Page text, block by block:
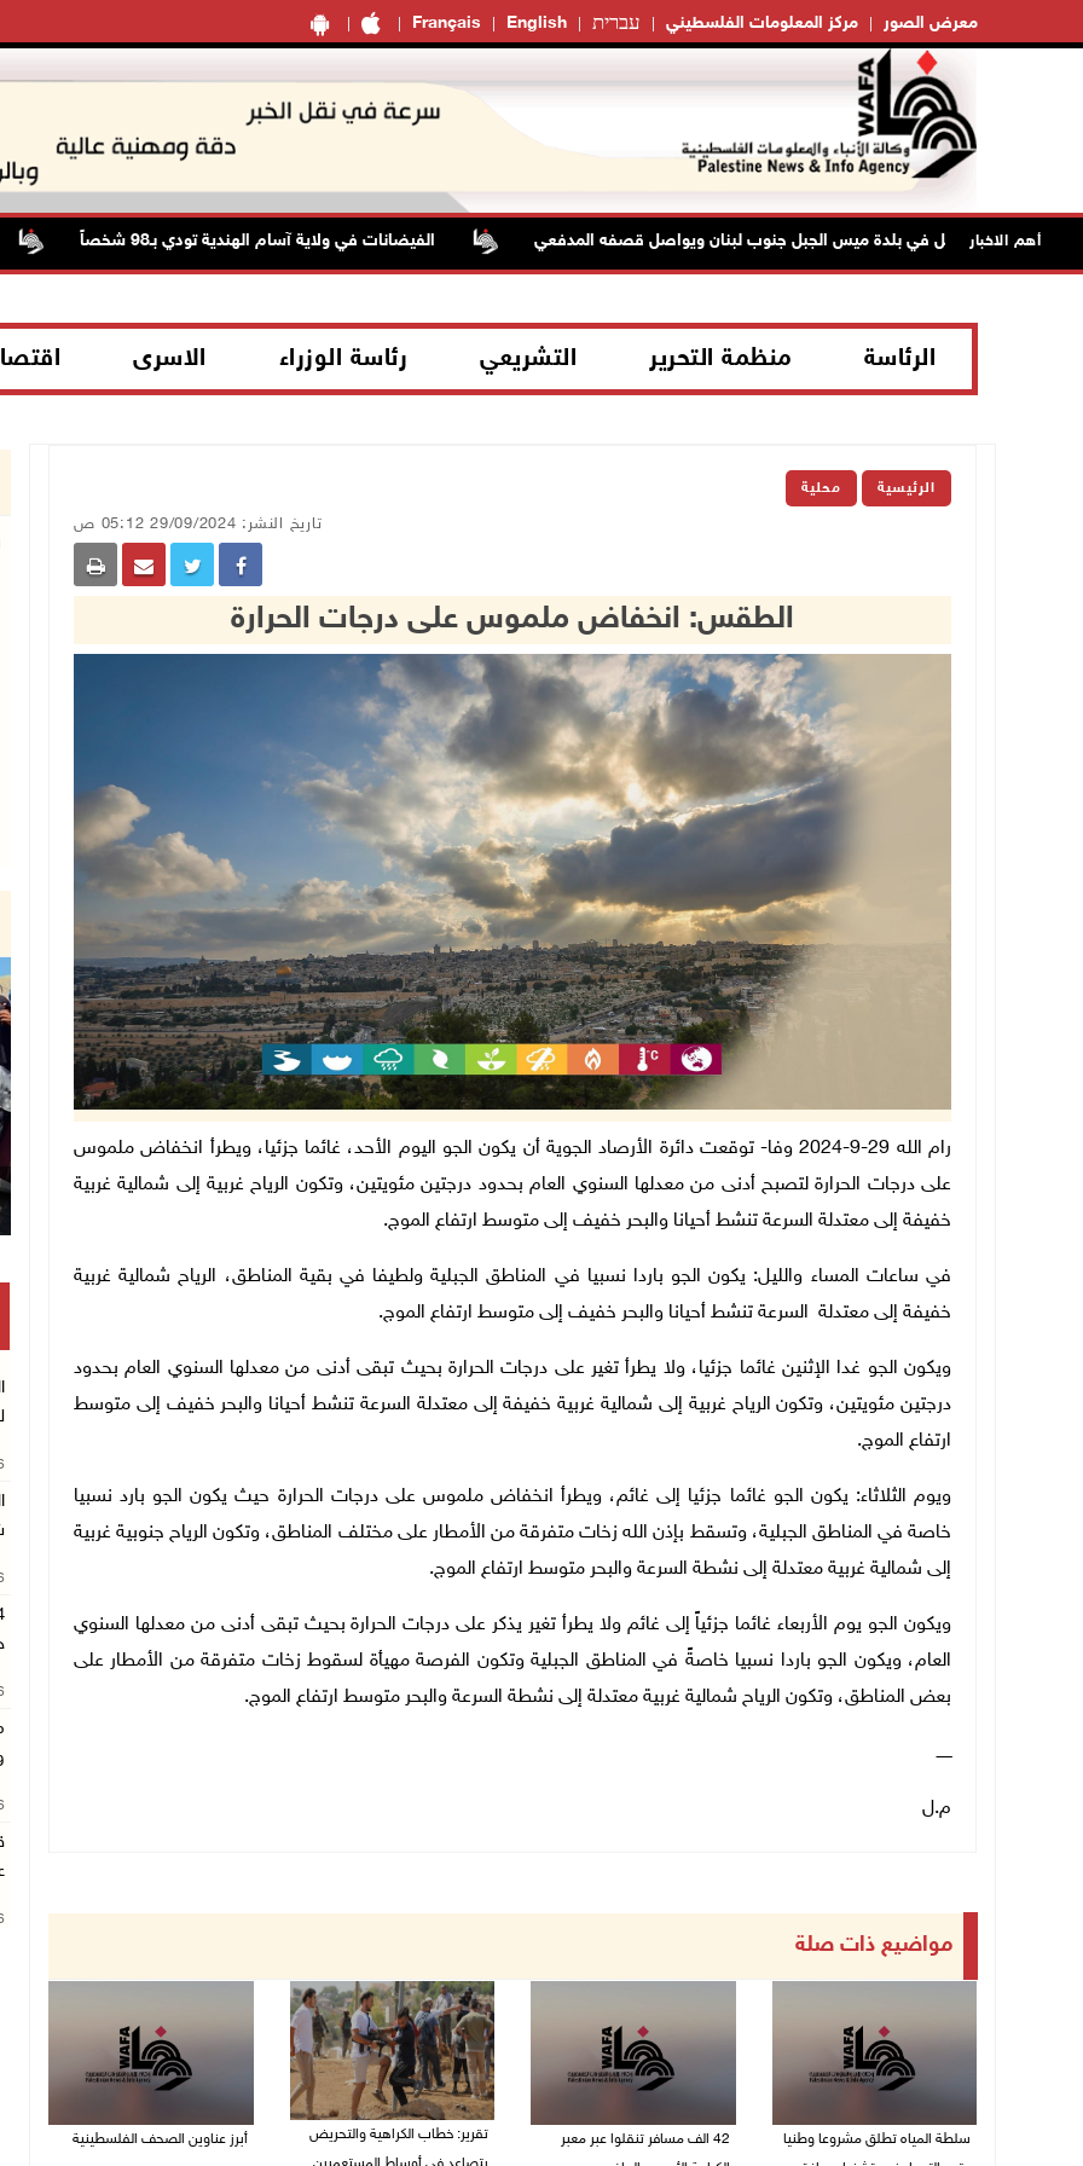
Français English עברית مركز المعلومات الفلسطيني معرض الصور
أهم الاخبار
الاحتلال يتوغل في بلدة ميس الجبل جنوب لبنان ويواصل قصفه المدفعي الفيضانات في ولاية آسام الهندية تودي بـ98 شخصاً
الرئاسة منظمة التحرير التشريعي رئاسة الوزراء الاسرى
الرئيسية محلية
تاريخ النشر: 29/09/2024 05:12 ص
الطقس: انخفاض ملموس على درجات الحرارة
رام الله 29-9-2024 وفا- توقعت دائرة الأرصاد الجوية أن يكون الجو اليوم الأحد، غائما جزئيا، ويطرأ انخفاض ملموس
على درجات الحرارة لتصبح أدنى من معدلها السنوي العام بحدود درجتين مئويتين، وتكون الرياح غربية إلى شمالية غربية
خفيفة إلى معتدلة السرعة تنشط أحيانا والبحر خفيف إلى متوسط ارتفاع الموج.
في ساعات المساء والليل: يكون الجو باردا نسبيا في المناطق الجبلية ولطيفا في بقية المناطق، الرياح شمالية غربية
خفيفة إلى معتدلة السرعة تنشط أحيانا والبحر خفيف إلى متوسط ارتفاع الموج.
ويكون الجو غدا الإثنين غائما جزئيا، ولا يطرأ تغير على درجات الحرارة بحيث تبقى أدنى من معدلها السنوي العام بحدود
درجتين مئويتين، وتكون الرياح غربية إلى شمالية غربية خفيفة إلى معتدلة السرعة تنشط أحيانا والبحر خفيف إلى متوسط
ارتفاع الموج.
ويوم الثلاثاء: يكون الجو غائما جزئيا إلى غائم، ويطرأ انخفاض ملموس على درجات الحرارة حيث يكون الجو بارد نسبيا
خاصة في المناطق الجبلية، وتسقط بإذن الله زخات متفرقة من الأمطار على مختلف المناطق، وتكون الرياح جنوبية غربية
إلى شمالية غربية معتدلة إلى نشطة السرعة والبحر متوسط ارتفاع الموج.
ويكون الجو يوم الأربعاء غائما جزئياً إلى غائم ولا يطرأ تغير يذكر على درجات الحرارة بحيث تبقى أدنى من معدلها السنوي
العام، ويكون الجو باردا نسبيا خاصةً في المناطق الجبلية وتكون الفرصة مهيأة لسقوط زخات متفرقة من الأمطار على
بعض المناطق، وتكون الرياح شمالية غربية معتدلة إلى نشطة السرعة والبحر متوسط ارتفاع الموج.
ــــــ
م.ل
مواضيع ذات صلة
سلطة المياه تطلق مشروعا وطنيا
42 الف مسافر تنقلوا عبر معبر
تقرير: خطاب الكراهية والتحريض
أبرز عناوين الصحف الفلسطينية